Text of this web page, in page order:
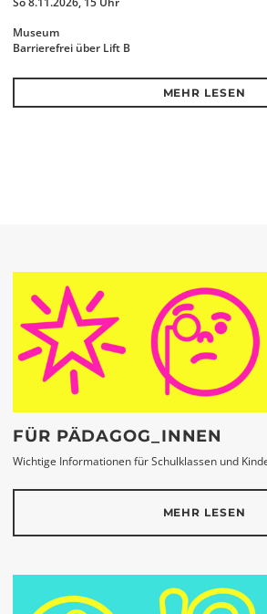
Museum
Barrierefrei über Lift B
MEHR LESEN
FÜR PÄDAGOG_INNEN
Wichtige Informationen für Schulklassen und
MEHR LESEN